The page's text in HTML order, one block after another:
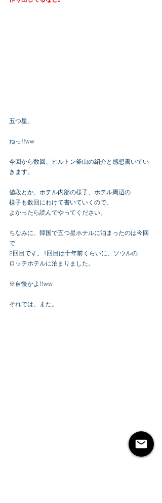
五つ星。
ねっ!!ww
今回から数回、ヒルトン釜山の紹介と感想書いてい
きます。
値段とか、ホテル内部の様子、ホテル周辺の
様子も数回にわけて書いていくので、
よかったら読んでやってください。
ちなみに、韓国で五つ星ホテルに泊まったのは今回
で
2回目です。1回目は十年前くらいに、ソウルの
ロッテホテルに泊まりました。
※自慢かよ!!ww
それでは、また。